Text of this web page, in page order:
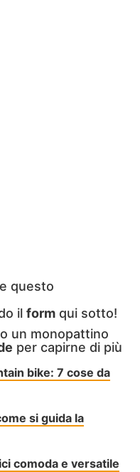
questo
il form qui sotto!
un monopattino
per capirne di più
bike: 7 cose da
si guida la
comoda e versatile